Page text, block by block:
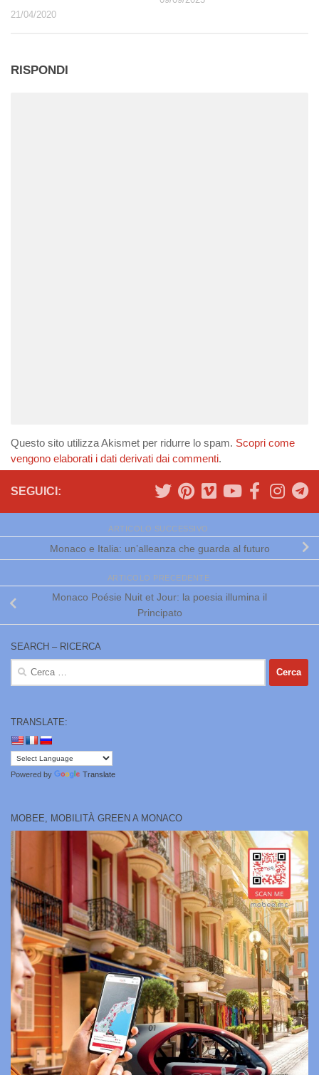
21/04/2020
RISPONDI
Questo sito utilizza Akismet per ridurre lo spam. Scopri come
vengono elaborati i dati derivati dai commenti.
SEGUICI:
ARTICOLO SUCCESSIVO
Monaco e Italia: un’alleanza che guarda al futuro
ARTICOLO PRECEDENTE
Monaco Poésie Nuit et Jour: la poesia illumina il
Principato
SEARCH – RICERCA
Ricerca
TRANSLATE:
Powered by Translate
MOBEE, MOBILITÀ GREEN A MONACO